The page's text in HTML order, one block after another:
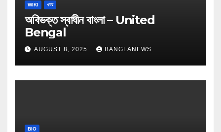
WIKI খবর
অবিভক্ত স্বাধীন বাংলা – United
Bengal
AUGUST 8, 2025 BANGLANEWS
BIO